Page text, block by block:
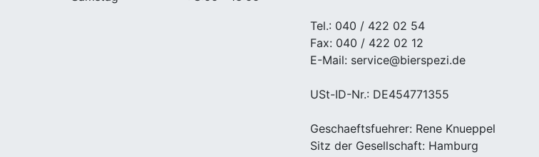
Tel.: 040 / 422 02 54
Fax: 040 / 422 02 12
E-Mail: service@bierspezi.de
USt-ID-Nr.: DE454771355
Geschaeftsfuehrer: Rene Knueppel
Sitz der Gesellschaft: Hamburg